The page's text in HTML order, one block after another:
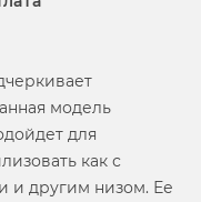
модель
для
как с
и другим низом. Ее